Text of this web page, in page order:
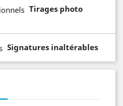
Tirages photo
Signatures inaltérables